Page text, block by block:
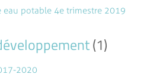
eau potable 4e trimestre 2019
(1)
2020